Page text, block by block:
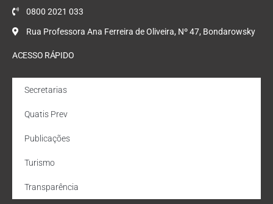
0800 2021 033
Rua Professora Ana Ferreira de Oliveira, Nº 47, Bondarowsky
ACESSO RÁPIDO
Secretarias
Quatis Prev
Publicações
Turismo
Transparência